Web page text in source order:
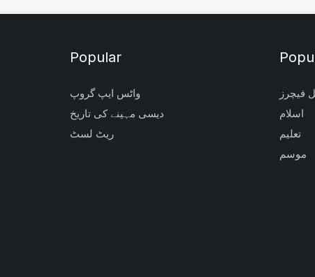
Popular
واٹس ایپ گروپ
دیسی مہینے کی تاریخ
ریٹ لسٹ
فیچرز
اسلام
تعلیم
موسم